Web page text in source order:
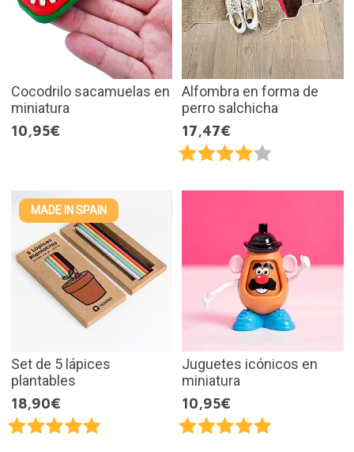
Cocodrilo sacamuelas en
miniatura
10,95€
Alfombra en forma de
perro salchicha
17,47€
MADE IN SPAIN
Set de 5 lápices
plantables
18,90€
Juguetes icónicos en
miniatura
10,95€